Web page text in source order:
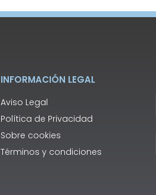
INFORMACIÓN LEGAL
Aviso Legal
Política de Privacidad
Sobre cookies
Términos y condiciones